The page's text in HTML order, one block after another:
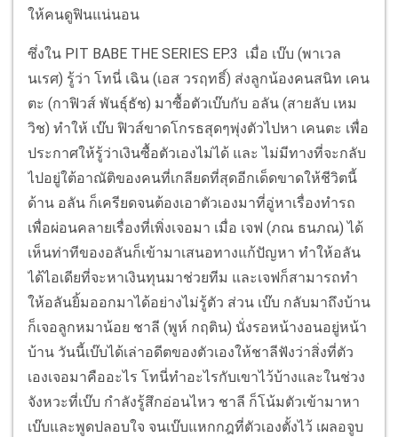
ให้คนดูฟินแน่นอน
ซึ่งใน PIT BABE THE SERIES EP.3 เมื่อ เบ๊บ (พาเวล
นเรศ) รู้ว่า โทนี่ เฉิน (เอส วรฤทธิ์) ส่งลูกน้องคนสนิท เคน
ตะ (กาฟิวส์ พันธุ์ธัช) มาซื้อตัวเบ๊บกับ อลัน (สายลับ เหม
วิช) ทำให้ เบ๊บ ฟิวส์ขาดโกรธสุดๆพุ่งตัวไปหา เคนตะ เพื่อ
ประกาศให้รู้ว่าเงินซื้อตัวเองไม่ได้ และ ไม่มีทางที่จะกลับ
ไปอยู่ใต้อาณัติของคนที่เกลียดที่สุดอีกเด็ดขาดให้ชีวิตนี้
ด้าน อลัน ก็เครียดจนต้องเอาตัวเองมาที่อู่หาเรื่องทำรถ
เพื่อผ่อนคลายเรื่องที่เพิ่งเจอมา เมื่อ เจฟ (ภณ ธนภณ) ได้
เห็นท่าทีของอลันก็เข้ามาเสนอทางแก้ปัญหา ทำให้อลัน
ได้ไอเดียที่จะหาเงินทุนมาช่วยทีม และเจฟก็สามารถทำ
ให้อลันยิ้มออกมาได้อย่างไม่รู้ตัว ส่วน เบ๊บ กลับมาถึงบ้าน
ก็เจอลูกหมาน้อย ชาลี (พูห์ กฤติน) นั่งรอหน้างอนอยู่หน้า
บ้าน วันนี้เบ๊บได้เล่าอดีตของตัวเองให้ชาลีฟังว่าสิ่งที่ตัว
เองเจอมาคืออะไร โทนี่ทำอะไรกับเขาไว้บ้างและในช่วง
จังหวะที่เบ๊บ กำลังรู้สึกอ่อนไหว ชาลี ก็โน้มตัวเข้ามาหา
เบ๊บและพูดปลอบใจ จนเบ๊บแหกกฎที่ตัวเองตั้งไว้ เผลอจูบ